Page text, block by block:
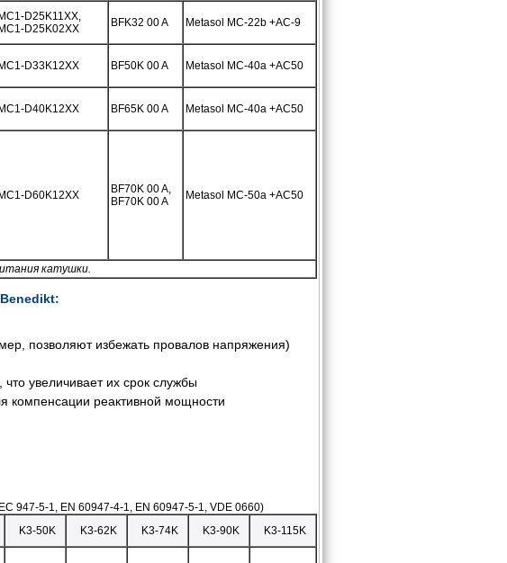
D25K11XX,
D25K02XX
BFK32 00 A Metasol MC-22b +AC-9
D33K12XX BF50K 00 A Metasol MC-40a +AC50
D40K12XX BF65K 00 A Metasol MC-40a +AC50
D60K12XX
BF70K 00 A,
BF70K 00 A
Metasol MC-50a +AC50
катушки.
позволяют избежать провалов напряжения)
увеличивает их срок службы
компенсации реактивной мощности
5-1, EN 60947-4-1, EN 60947-5-1, VDE 0660)
K3-50K K3-62K K3-74K K3-90K K3-115K